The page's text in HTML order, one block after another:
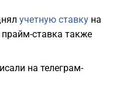
учетную ставку на
ставка также
на телеграм-